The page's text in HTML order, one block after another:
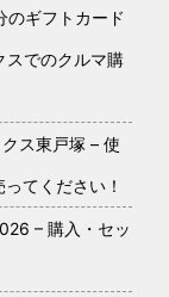
のギフトカード
スでのクルマ購
ス東戸塚 – 使
てください！
– 購入・セッ